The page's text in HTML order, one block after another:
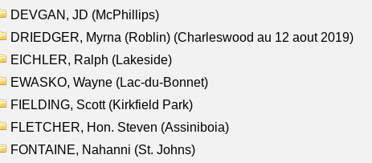
DEVGAN, JD (McPhillips)
DRIEDGER, Myrna (Roblin) (Charleswood au 12 aout 2019)
EICHLER, Ralph (Lakeside)
EWASKO, Wayne (Lac-du-Bonnet)
FIELDING, Scott (Kirkfield Park)
FLETCHER, Hon. Steven (Assiniboia)
FONTAINE, Nahanni (St. Johns)